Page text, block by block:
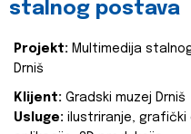
stalnog postava
Projekt: Multimedija
Drniš
Klijent: Gradski muzej Drniš
Usluge: ilustriranje, grafički